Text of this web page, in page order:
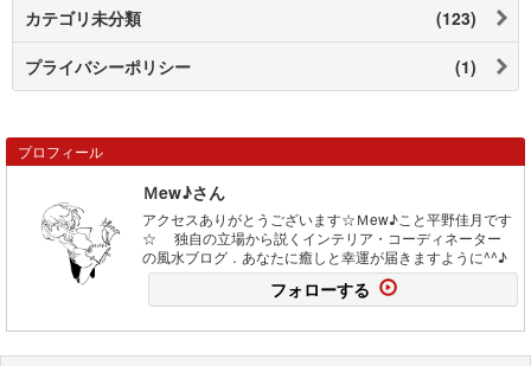
カテゴリ未分類 (123)
プライバシーポリシー (1)
プロフィール
Ｍew♪さん
アクセスありがとうございます☆Ｍew♪こと平野佳月です
☆ 独自の立場から説くインテリア・コーディネーター
の風水ブログ．あなたに癒しと幸運が届きますように^^♪
フォローする